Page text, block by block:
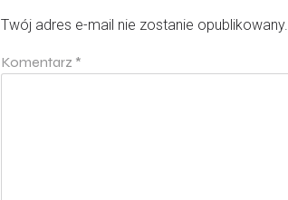
Twój adres e-mail nie zostanie opublikowany.
Komentarz *